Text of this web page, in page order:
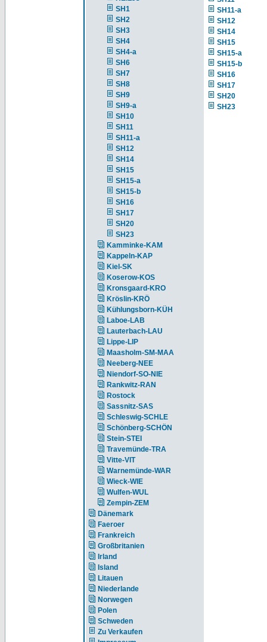
SH1
SH2
SH3
SH4
SH4-a
SH6
SH7
SH8
SH9
SH9-a
SH10
SH11
SH11-a
SH12
SH14
SH15
SH15-a
SH15-b
SH16
SH17
SH20
SH23
Kamminke-KAM
Kappeln-KAP
Kiel-SK
Koserow-KOS
Kronsgaard-KRO
Kröslin-KRÖ
Kühlungsborn-KÜH
Laboe-LAB
Lauterbach-LAU
Lippe-LIP
Maasholm-SM-MAA
Neeberg-NEE
Niendorf-SO-NIE
Rankwitz-RAN
Rostock
Sassnitz-SAS
Schleswig-SCHLE
Schönberg-SCHÖN
Stein-STEI
Travemünde-TRA
Vitte-VIT
Warnemünde-WAR
Wieck-WIE
Wulfen-WUL
Zempin-ZEM
Dänemark
Faeroer
Frankreich
Großbritanien
Irland
Island
Litauen
Niederlande
Norwegen
Polen
Schweden
Zu Verkaufen
SH11-a
SH12
SH14
SH15
SH15-a
SH15-b
SH16
SH17
SH20
SH23